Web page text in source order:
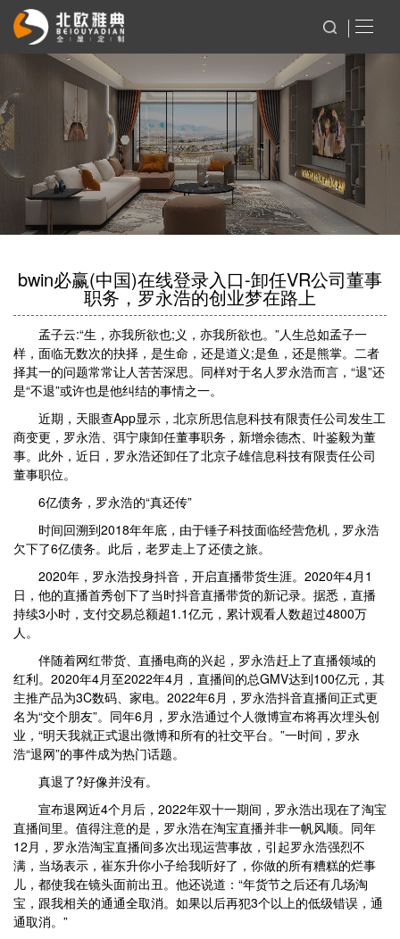
bwin必赢(中国)在线登录入口-卸任VR公司董事
职务，罗永浩的创业梦在路上
孟子云:“生，亦我所欲也;义，亦我所欲也。”人生总如孟子一
样，面临无数次的抉择，是生命，还是道义;是鱼，还是熊掌。二者
择其一的问题常常让人苦苦深思。同样对于名人罗永浩而言，“退”还
是“不退”或许也是他纠结的事情之一。
近期，天眼查App显示，北京所思信息科技有限责任公司发生工
商变更，罗永浩、弭宁康卸任董事职务，新增余德杰、叶鉴毅为董
事。此外，近日，罗永浩还卸任了北京子雄信息科技有限责任公司
董事职位。
6亿债务，罗永浩的“真还传”
时间回溯到2018年年底，由于锤子科技面临经营危机，罗永浩
欠下了6亿债务。此后，老罗走上了还债之旅。
2020年，罗永浩投身抖音，开启直播带货生涯。2020年4月1
日，他的直播首秀创下了当时抖音直播带货的新记录。据悉，直播
持续3小时，支付交易总额超1.1亿元，累计观看人数超过4800万
人。
伴随着网红带货、直播电商的兴起，罗永浩赶上了直播领域的
红利。2020年4月至2022年4月，直播间的总GMV达到100亿元，其
主推产品为3C数码、家电。2022年6月，罗永浩抖音直播间正式更
名为“交个朋友”。同年6月，罗永浩通过个人微博宣布将再次埋头创
业，“明天我就正式退出微博和所有的社交平台。”一时间，罗永
浩“退网”的事件成为热门话题。
真退了?好像并没有。
宣布退网近4个月后，2022年双十一期间，罗永浩出现在了淘宝
直播间里。值得注意的是，罗永浩在淘宝直播并非一帆风顺。同年
12月，罗永浩淘宝直播间多次出现运营事故，引起罗永浩强烈不
满，当场表示，崔东升你小子给我听好了，你做的所有糟糕的烂事
儿，都使我在镜头面前出丑。他还说道：“年货节之后还有几场淘
宝，跟我相关的通通全取消。如果以后再犯3个以上的低级错误，通
通取消。”